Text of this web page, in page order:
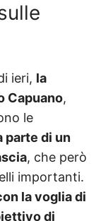
ieri, la
Capuano,
le
parte di un
, che però
importanti.
la voglia di
di